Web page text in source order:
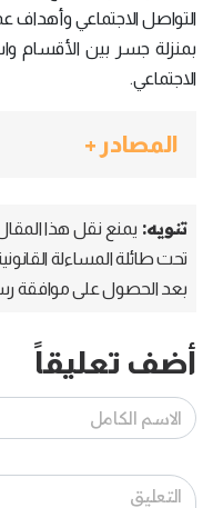
التواصل الاجتماعي
بمنزلة جسر بين الأقسام
الاجتماعي.
المصادر +
تنويه: يمنع نقل هذا
تحت طائلة المساءلة
بعد الحصول على موافقة
أضف تعليقاً